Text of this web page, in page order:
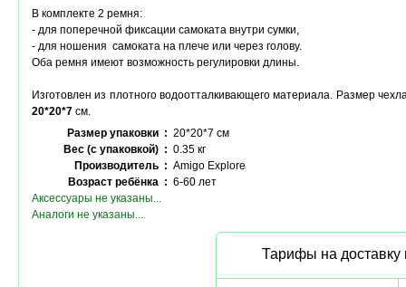
В комплекте 2 ремня:
- для поперечной фиксации самоката внутри сумки,
- для ношения самоката на плече или через голову.
Оба ремня имеют возможность регулировки длины.
Изготовлен из плотного водоотталкивающего материала. Размер
20*20*7 см.
Размер упаковки : 20*20*7 см
Вес (с упаковкой) : 0.35 кг
Производитель : Amigo Explore
Возраст ребёнка : 6-60 лет
Аксессуары не указаны...
Аналоги не указаны...
Тарифы на доставку